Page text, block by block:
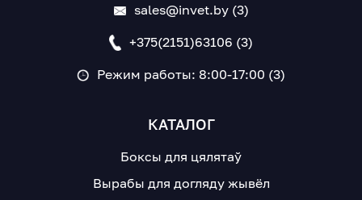
sales@invet.by (3)
+375(2151)63106 (3)
Режим работы: 8:00-17:00 (3)
КАТАЛОГ
Боксы для цялятаў
Вырабы для догляду жывёл